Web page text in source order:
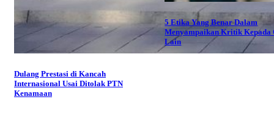
Dulang Prestasi di Kancah
Internasional Usai Ditolak PTN
Kenamaan
5 Etika Yang Benar Dalam
Menyampaikan Kritik Kepada
Lain